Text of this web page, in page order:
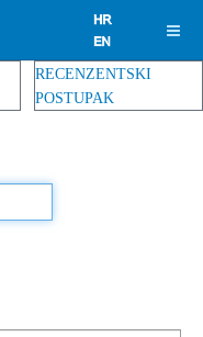
RECENZENTSKI
POSTUPAK